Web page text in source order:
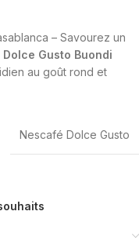
– Savourez un
Dolce Gusto Buondi
au goût rond et
Nescafé Dolce Gusto